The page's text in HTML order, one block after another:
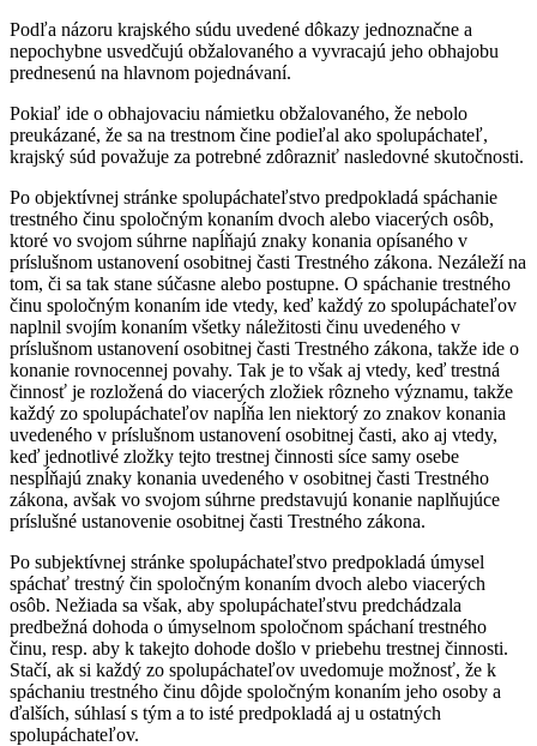
Podľa názoru krajského súdu uvedené dôkazy jednoznačne a
nepochybne usvedčujú obžalovaného a vyvracajú jeho obhajobu
prednesenú na hlavnom pojednávaní.
Pokiaľ ide o obhajovaciu námietku obžalovaného, že nebolo
preukázané, že sa na trestnom čine podieľal ako spolupáchateľ,
krajský súd považuje za potrebné zdôrazniť nasledovné skutočnosti.
Po objektívnej stránke spolupáchateľstvo predpokladá spáchanie
trestného činu spoločným konaním dvoch alebo viacerých osôb,
ktoré vo svojom súhrne napĺňajú znaky konania opísaného v
príslušnom ustanovení osobitnej časti Trestného zákona. Nezáleží na
tom, či sa tak stane súčasne alebo postupne. O spáchanie trestného
činu spoločným konaním ide vtedy, keď každý zo spolupáchateľov
naplnil svojím konaním všetky náležitosti činu uvedeného v
príslušnom ustanovení osobitnej časti Trestného zákona, takže ide o
konanie rovnocennej povahy. Tak je to však aj vtedy, keď trestná
činnosť je rozložená do viacerých zložiek rôzneho významu, takže
každý zo spolupáchateľov napĺňa len niektorý zo znakov konania
uvedeného v príslušnom ustanovení osobitnej časti, ako aj vtedy,
keď jednotlivé zložky tejto trestnej činnosti síce samy osebe
nespĺňajú znaky konania uvedeného v osobitnej časti Trestného
zákona, avšak vo svojom súhrne predstavujú konanie naplňujúce
príslušné ustanovenie osobitnej časti Trestného zákona.
Po subjektívnej stránke spolupáchateľstvo predpokladá úmysel
spáchať trestný čin spoločným konaním dvoch alebo viacerých
osôb. Nežiada sa však, aby spolupáchateľstvu predchádzala
predbežná dohoda o úmyselnom spoločnom spáchaní trestného
činu, resp. aby k takejto dohode došlo v priebehu trestnej činnosti.
Stačí, ak si každý zo spolupáchateľov uvedomuje možnosť, že k
spáchaniu trestného činu dôjde spoločným konaním jeho osoby a
ďalších, súhlasí s tým a to isté predpokladá aj u ostatných
spolupáchateľov.